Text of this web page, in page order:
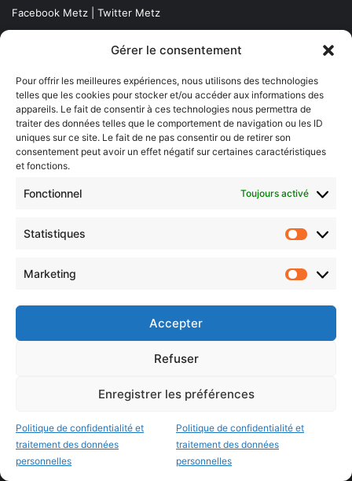
Gérer le consentement
Pour offrir les meilleures expériences, nous utilisons des technologies
telles que les cookies pour stocker et/ou accéder aux informations des
appareils. Le fait de consentir à ces technologies nous permettra de
traiter des données telles que le comportement de navigation ou les ID
uniques sur ce site. Le fait de ne pas consentir ou de retirer son
consentement peut avoir un effet négatif sur certaines caractéristiques
et fonctions.
Fonctionnel Toujours activé
Statistiques
Marketing
Accepter
Refuser
Enregistrer les préférences
Politique de confidentialité et
traitement des données
personnelles
Politique de confidentialité et
traitement des données
personnelles
Facebook Metz Twitter Metz
Soundcloud Metz
Podcast Metz|Linkedin Metz
Instagram Metz |Newsletter Metz
Twitch Metz
Nos éditions
Agenda Grand Est
Metz, Moselle & Lorraine
Nancy & Meurthe & Moselle
Histoire de Metz